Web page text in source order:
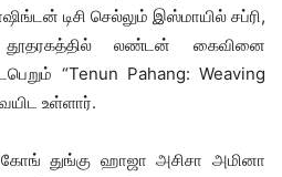
டிசி செல்லும் இஸ்மாயில் சப்ரி,
லண்டன் கைவினை
“Tenun Pahang: Weaving
உள்ளார்.
துங்கு ஹாஜா அசிசா அமினா